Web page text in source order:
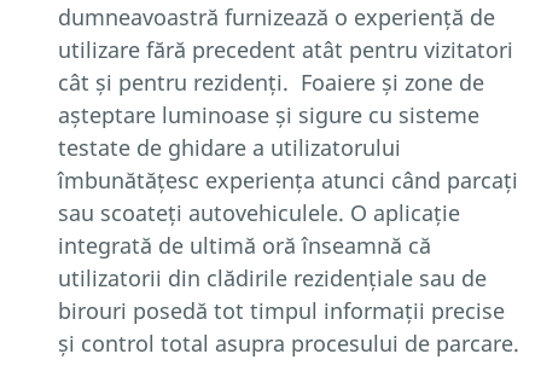
dumneavoastră furnizează o experiență de
utilizare fără precedent atât pentru vizitatori
cât și pentru rezidenți. Foaiere și zone de
așteptare luminoase și sigure cu sisteme
testate de ghidare a utilizatorului
îmbunătățesc experiența atunci când parcați
sau scoateți autovehiculele. O aplicație
integrată de ultimă oră înseamnă că
utilizatorii din clădirile rezidențiale sau de
birouri posedă tot timpul informații precise
și control total asupra procesului de parcare.